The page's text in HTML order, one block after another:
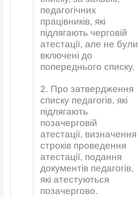
педагогічних
працівників, які
підлягають черговій
атестації, але не були
включені до
попереднього списку.
2. Про затвердження
списку педагогів, які
підлягають
позачерговій
атестації, визначення
строків проведення
атестації, подання
документів педагогів,
які атестуються
позачергово.